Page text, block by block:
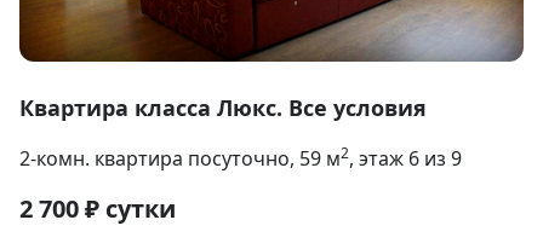
1
15
Квартира класса Люкс. Все условия
2-комн. квартира посуточно, 59 м2, этаж 6 из 9
2 700₽ сутки